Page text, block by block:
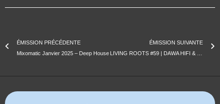
ÉMISSION PRÉCÉDENTE
Mixomatic Janvier 2025 – Deep House
ÉMISSION SUIVANTE